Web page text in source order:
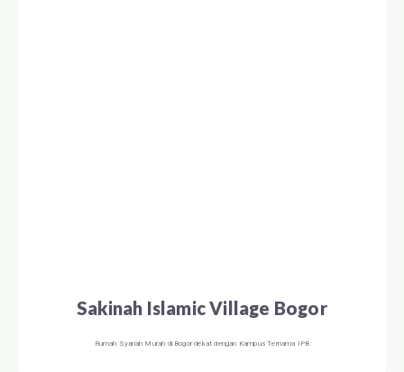
Sakinah Islamic Village Bogor
Rumah Syariah Murah di Bogor dekat dengan Kampus Ternama IPB